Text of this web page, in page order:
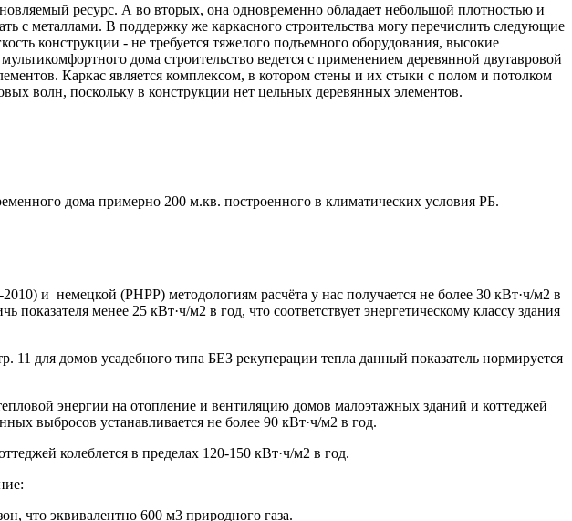
ресурс. А во вторых, она одновременно обладает небольшой плотностью и
с металлами. В поддержку же каркасного строительства могу перечислить следующие
конструкции - не требуется тяжелого подъемного оборудования, высокие
дома строительство ведется с применением деревянной двутавровой
Каркас является комплексом, в котором стены и их стыки с полом и потолком
волн, поскольку в конструкции нет цельных деревянных элементов.
дома примерно 200 м.кв. построенного в климатических условия РБ.
и немецкой (PHPP) методологиям расчёта у нас получается не более 30 кВт·ч/м2 в
менее 25 кВт·ч/м2 в год, что соответствует энергетическому классу здания
для домов усадебного типа БЕЗ рекуперации тепла данный показатель нормируется
энергии на отопление и вентиляцию домов малоэтажных зданий и коттеджей
выбросов устанавливается не более 90 кВт·ч/м2 в год.
колеблется в пределах 120-150 кВт·ч/м2 в год.
что эквивалентно 600 м3 природного газа.